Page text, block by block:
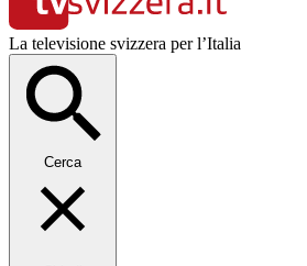
La televisione svizzera per l’Italia
Cerca